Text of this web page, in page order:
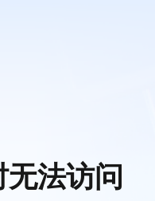
无法访问